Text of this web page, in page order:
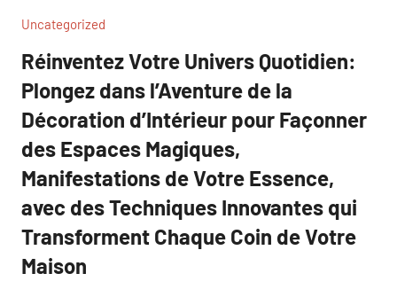
Uncategorized
Réinventez Votre Univers Quotidien:
Plongez dans l’Aventure de la
Décoration d’Intérieur pour Façonner
des Espaces Magiques,
Manifestations de Votre Essence,
avec des Techniques Innovantes qui
Transforment Chaque Coin de Votre
Maison